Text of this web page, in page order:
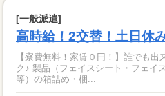
[一般派遣]
高時給！2交替！土日休
【寮費無料！家賃０円！】誰でも
ク♪ 製品（フェイスシート・フェイ
等）の箱詰め・梱...